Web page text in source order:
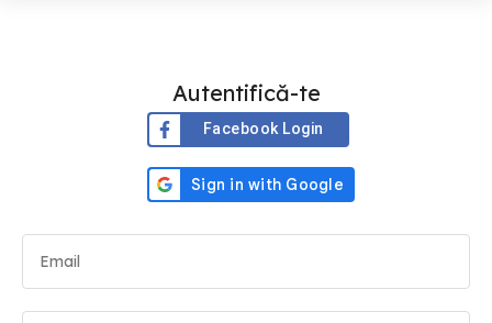
Autentifică-te
Facebook Login